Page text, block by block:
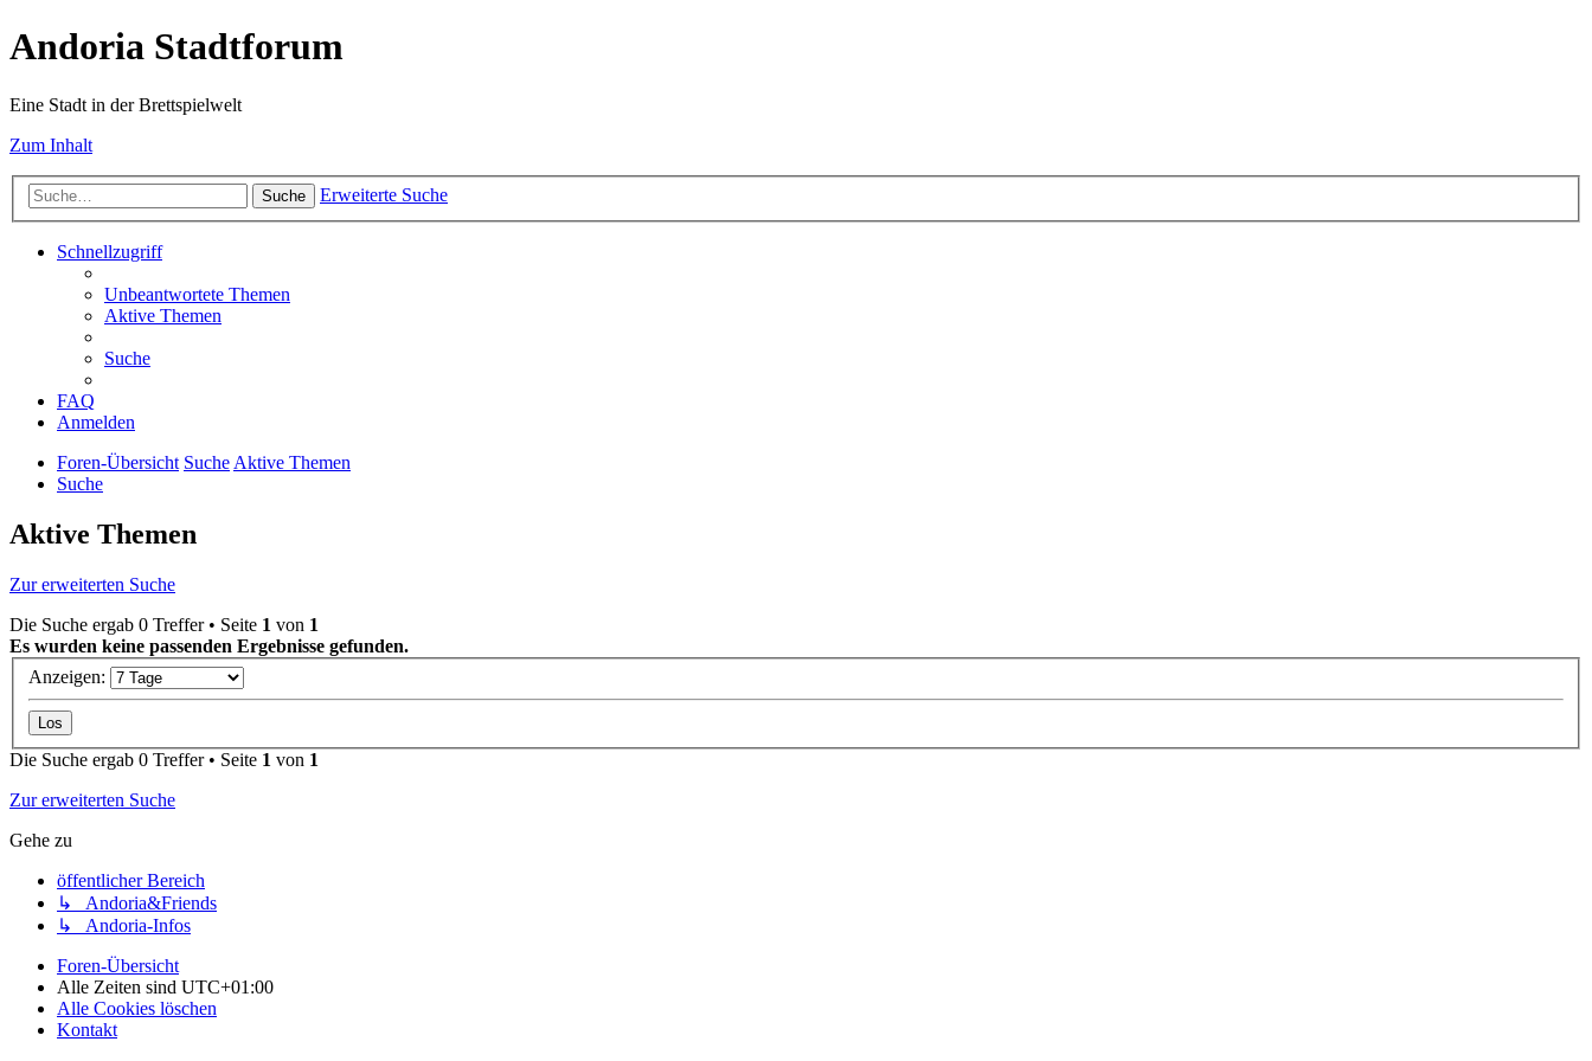
Andoria Stadtforum
Eine Stadt in der Brettspielwelt
Zum Inhalt
Suche Erweiterte Suche
Schnellzugriff
Unbeantwortete Themen
Aktive Themen
Suche
FAQ
Anmelden
Foren-Übersicht SucheAktive Themen
Suche
Aktive Themen
Zur erweiterten Suche
Die Suche ergab 0 Treffer • Seite 1 von 1
Es wurden keine passenden Ergebnisse gefunden.
Anzeigen:
Die Suche ergab 0 Treffer • Seite 1 von 1
Zur erweiterten Suche
Gehe zu
öffentlicher Bereich
↳ Andoria&Friends
↳ Andoria-Infos
Foren-Übersicht
Alle Zeiten sind UTC+01:00
Alle Cookies löschen
Kontakt